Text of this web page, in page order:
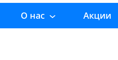
О нас Акции